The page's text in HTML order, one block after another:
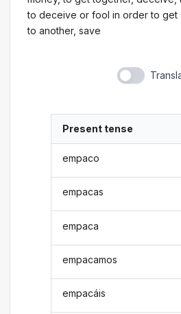
to deceive or fool in order to get
to another, save
Present tense
empaco
empacas
empaca
empacamos
empacáis